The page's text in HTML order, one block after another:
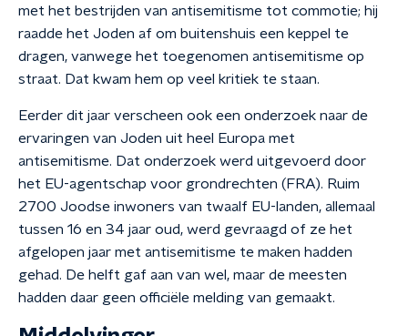
met het bestrijden van antisemitisme tot commotie; hij
raadde het Joden af om buitenshuis een keppel te
dragen, vanwege het toegenomen antisemitisme op
straat. Dat kwam hem op veel kritiek te staan.
Eerder dit jaar verscheen ook een onderzoek naar de
ervaringen van Joden uit heel Europa met
antisemitisme. Dat onderzoek werd uitgevoerd door
het EU-agentschap voor grondrechten (FRA). Ruim
2700 Joodse inwoners van twaalf EU-landen, allemaal
tussen 16 en 34 jaar oud, werd gevraagd of ze het
afgelopen jaar met antisemitisme te maken hadden
gehad. De helft gaf aan van wel, maar de meesten
hadden daar geen officiële melding van gemaakt.